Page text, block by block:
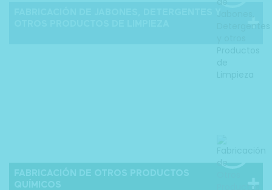
FABRICACIÓN DE OTROS PRODUCTOS
QUÍMICOS